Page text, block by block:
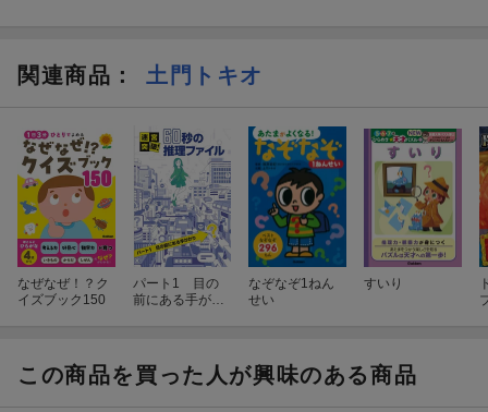
関連商品 ： 土門トキオ
なぜなぜ！？ク
イズブック150
パート1 目の
前にある手がか
なぞなぞ1ねん
せい
すいり
この商品を買った人が興味のある商品